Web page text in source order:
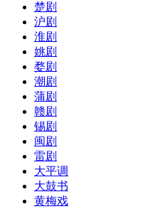
楚剧
沪剧
淮剧
姚剧
婺剧
潮剧
蒲剧
赣剧
锡剧
闽剧
雷剧
大平调
大鼓书
黄梅戏